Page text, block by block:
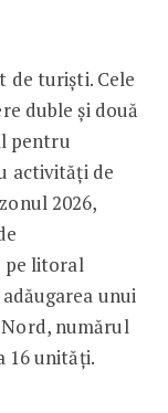
de turiști. Cele
duble și două
pentru
activități de
2026,
pe litoral
unui
numărul
16 unități.